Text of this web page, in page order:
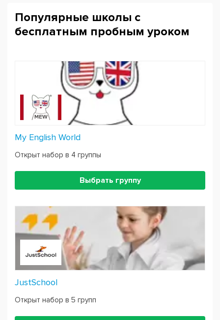
Популярные школы с
бесплатным пробным уроком
My English World
Открыт набор в 4 группы
Выбрать группу
JustSchool
Открыт набор в 5 групп